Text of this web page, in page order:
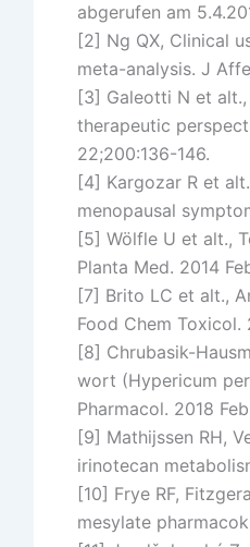
abgerufen am
[2] Ng QX, Clinical
meta-analysis. J
[3] Galeotti N et
therapeutic
22;200:136-146.
[4] Kargozar R et
menopausal
[5] Wölfle U et alt.,
Planta Med. 2014
[7] Brito LC et alt.,
Food Chem
[8] Chrubasik-
wort (Hypericum
Pharmacol. 2018
[9] Mathijssen RH,
irinotecan
[10] Frye RF,
mesylate